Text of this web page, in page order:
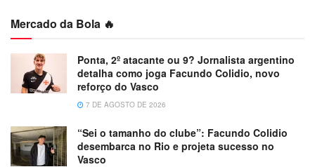
Mercado da Bola 🔥
Ponta, 2º atacante ou 9? Jornalista argentino
detalha como joga Facundo Colidio, novo
reforço do Vasco
7 DE AGOSTO DE 2026
“Sei o tamanho do clube”: Facundo Colidio
desembarca no Rio e projeta sucesso no
Vasco